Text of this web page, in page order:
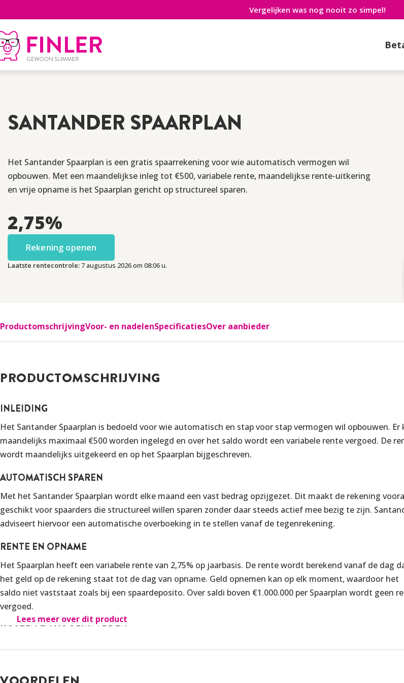
Vergelijken was nog nooit zo simpel!
Home > Spaarrente
SANTANDER SPAARPLAN
Het Santander Spaarplan is een gratis spaarrekening voor wie automatisch vermogen wil
opbouwen. Met een maandelijkse inleg tot €500, variabele rente, maandelijkse rente-uitkering
en vrije opname is het Spaarplan gericht op structureel sparen.
2,75%
Rekening openen
Laatste rentecontrole: 7 augustus 2026 om 08:06 u.
ProductomschrijvingVoor- en nadelenSpecificatiesOver aanbieder
PRODUCTOMSCHRIJVING
INLEIDING
Het Santander Spaarplan is bedoeld voor wie automatisch en stap voor stap vermogen wil opbouwen. Er
maandelijks maximaal €500 worden ingelegd en over het saldo wordt een variabele rente vergoed. De
wordt maandelijks uitgekeerd en op het Spaarplan bijgeschreven.
AUTOMATISCH SPAREN
Met het Santander Spaarplan wordt elke maand een vast bedrag opzijgezet. Dit maakt de rekening
geschikt voor spaarders die structureel willen sparen zonder daar steeds actief mee bezig te zijn.
adviseert hiervoor een automatische overboeking in te stellen vanaf de tegenrekening.
RENTE EN OPNAME
Het Spaarplan heeft een variabele rente van 2,75% op jaarbasis. De rente wordt berekend vanaf de dag
het geld op de rekening staat tot de dag van opname. Geld opnemen kan op elk moment, waardoor het
saldo niet vaststaat zoals bij een spaardeposito. Over saldi boven €1.000.000 per Spaarplan wordt geen
vergoed.
KOSTEN EN VOORWAARDEN
Het openen, beheren en sluiten van het Santander Spaarplan is gratis. Voor het openen van een
kan daarna via de online omgeving of app een Spaarplan starten.
Lees meer over dit product